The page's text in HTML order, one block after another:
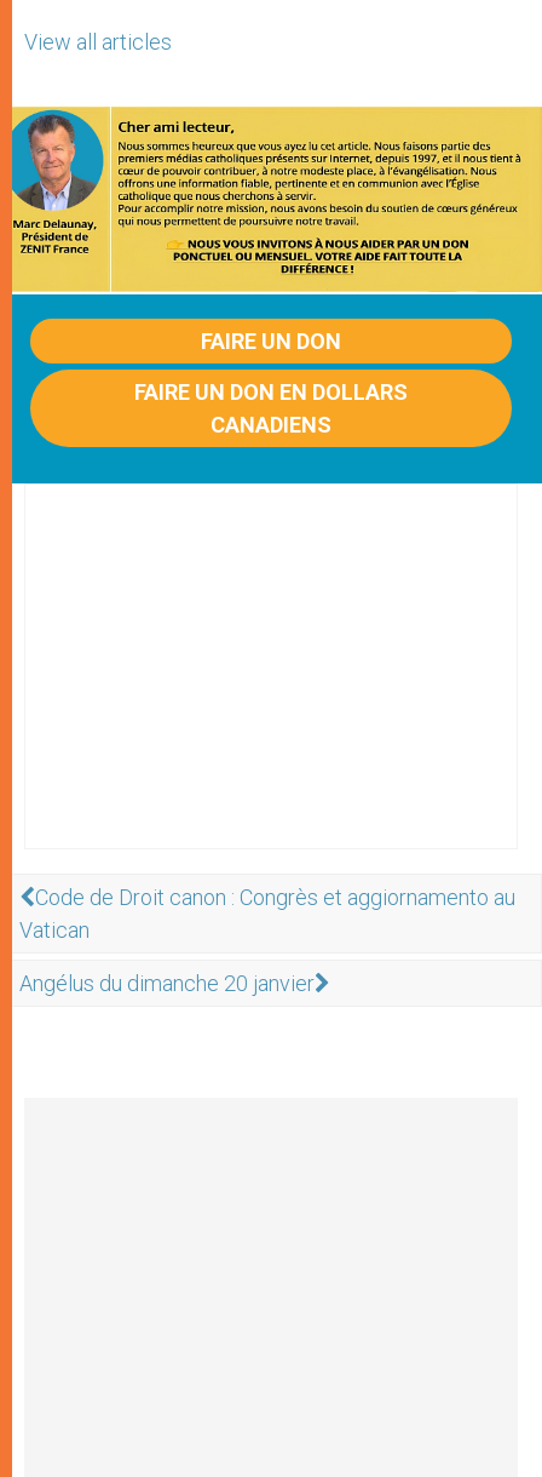
View all articles
FAIRE UN DON
FAIRE UN DON EN DOLLARS
CANADIENS
Code de Droit canon : Congrès et aggiornamento au
Vatican
Angélus du dimanche 20 janvier